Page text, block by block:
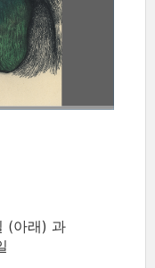
(아래) 과